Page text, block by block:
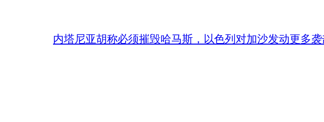
内塔尼亚胡称必须摧毁哈马斯，以色列对加沙发动更多